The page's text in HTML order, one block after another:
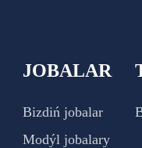
JOBALAR
Bizdiń jobalar
Modýl jobalary